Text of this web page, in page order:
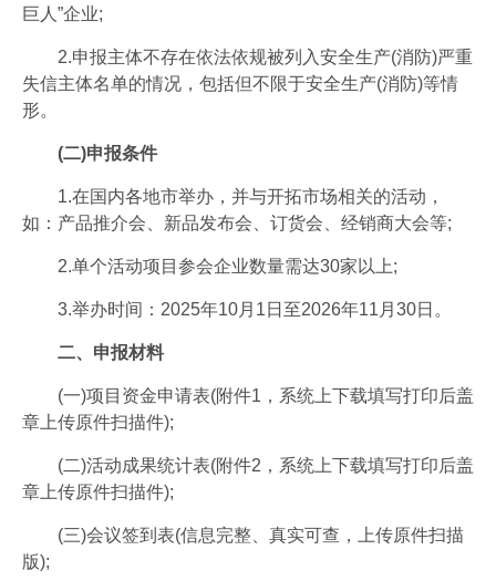
巨人”企业;
2.申报主体不存在依法依规被列入安全生产(消防)严重
失信主体名单的情况，包括但不限于安全生产(消防)等情
形。
(二)申报条件
1.在国内各地市举办，并与开拓市场相关的活动，
如：产品推介会、新品发布会、订货会、经销商大会等;
2.单个活动项目参会企业数量需达30家以上;
3.举办时间：2025年10月1日至2026年11月30日。
二、申报材料
(一)项目资金申请表(附件1，系统上下载填写打印后盖
章上传原件扫描件);
(二)活动成果统计表(附件2，系统上下载填写打印后盖
章上传原件扫描件);
(三)会议签到表(信息完整、真实可查，上传原件扫描
版);